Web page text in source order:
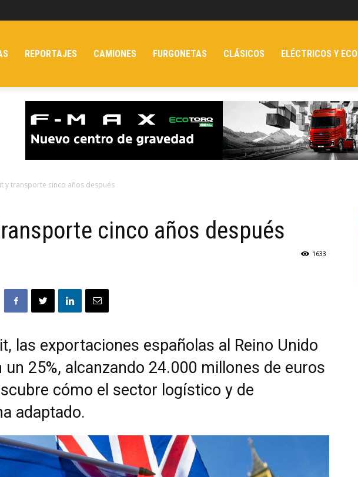
REPORTAJES CAMIONES FURGONETAS CLÁSICOS ELÉCTRICOS Y ECO
y transporte cinco años después
cinco años después
1633
las exportaciones españolas al Reino Unido
25%, alcanzando 24.000 millones de euros
cómo el sector logístico y de
adaptado.